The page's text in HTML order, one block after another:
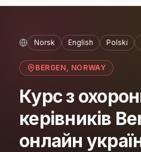
Norsk English Polski
BERGEN, NORWAY
Курс з
керівників
онлайн